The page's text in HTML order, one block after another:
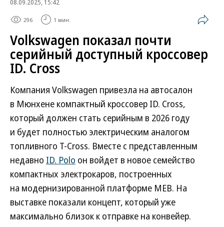
08.09.2025, 15:42
296 1 мин.
Volkswagen показал почти
серийный доступный кроссовер
ID. Cross
Компания Volkswagen привезла на автосалон
в Мюнхене компактный кроссовер ID. Cross,
который должен стать серийным в 2026 году
и будет полностью электрическим аналогом
топливного T-Cross. Вместе с представленным
недавно ID. Polo он войдет в новое семейство
компактных электрокаров, построенных
на модернизированной платформе MEB. На
выставке показали концепт, который уже
максимально близок к отправке на конвейер.